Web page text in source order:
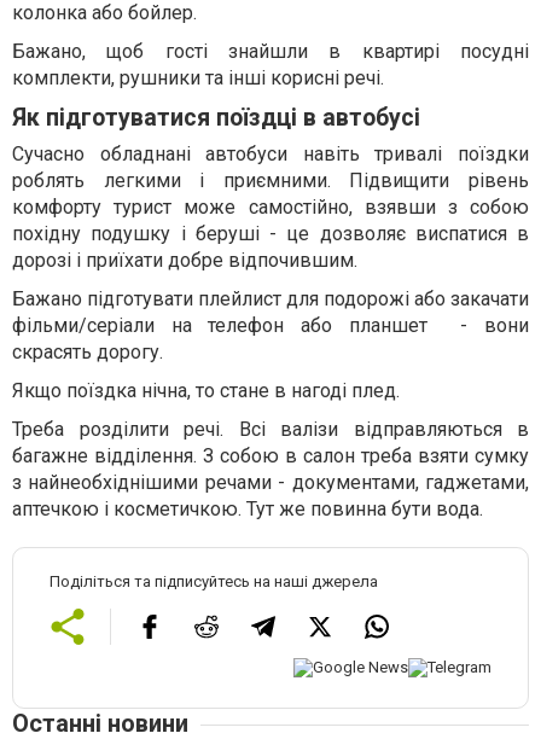
колонка або бойлер.
Бажано, щоб гості знайшли в квартирі посудні
комплекти, рушники та інші корисні речі.
Як підготуватися поїздці в автобусі
Сучасно обладнані автобуси навіть тривалі поїздки
роблять легкими і приємними. Підвищити рівень
комфорту турист може самостійно, взявши з собою
похідну подушку і беруші - це дозволяє виспатися в
дорозі і приїхати добре відпочившим.
Бажано підготувати плейлист для подорожі або закачати
фільми/серіали на телефон або планшет - вони
скрасять дорогу.
Якщо поїздка нічна, то стане в нагоді плед.
Треба розділити речі. Всі валізи відправляються в
багажне відділення. З собою в салон треба взяти сумку
з найнеобхіднішими речами - документами, гаджетами,
аптечкою і косметичкою. Тут же повинна бути вода.
Поділіться та підписуйтесь на наші джерела
Останні новини